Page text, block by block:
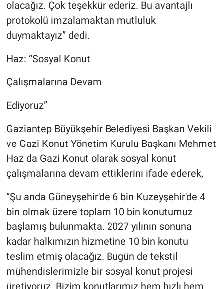
olacağız. Çok teşekkür ederiz. Bu avantajlı
protokolü imzalamaktan mutluluk
duymaktayız” dedi.
Haz: “Sosyal Konut
Çalışmalarına Devam
Ediyoruz”
Gaziantep Büyükşehir Belediyesi Başkan Vekili
ve Gazi Konut Yönetim Kurulu Başkanı Mehmet
Haz da Gazi Konut olarak sosyal konut
çalışmalarına devam ettiklerini ifade ederek,
“Şu anda Güneyşehir'de 6 bin Kuzeyşehir'de 4
bin olmak üzere toplam 10 bin konutumuz
başlamış bulunmakta. 2027 yılının sonuna
kadar halkımızın hizmetine 10 bin konutu
teslim etmiş olacağız. Bugün de tekstil
mühendislerimizle bir sosyal konut projesi
üretiyoruz. Bizim konutlarımız hem hızlı hem